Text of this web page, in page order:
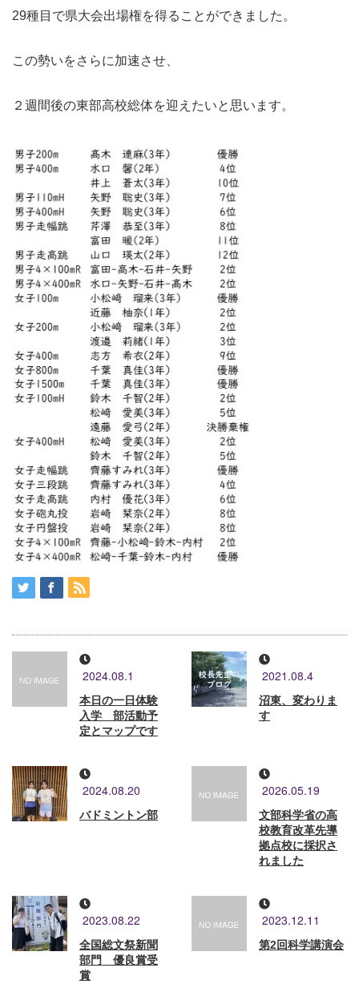
29種目で県大会出場権を得ることができました。
この勢いをさらに加速させ、
２週間後の東部高校総体を迎えたいと思います。
2024.08.1
本日の一日体験
入学 部活動予
定とマップです
2021.08.4
沼東、変わりま
す
2024.08.20
バドミントン部
2026.05.19
文部科学省の高
校教育改革先導
拠点校に採択さ
れました
2023.08.22
全国総文祭新聞
部門 優良賞受
賞
2023.12.11
第2回科学講演会